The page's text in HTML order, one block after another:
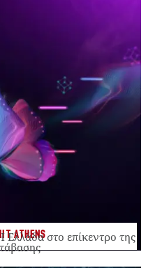
ATHENSστο επίκεντρο της